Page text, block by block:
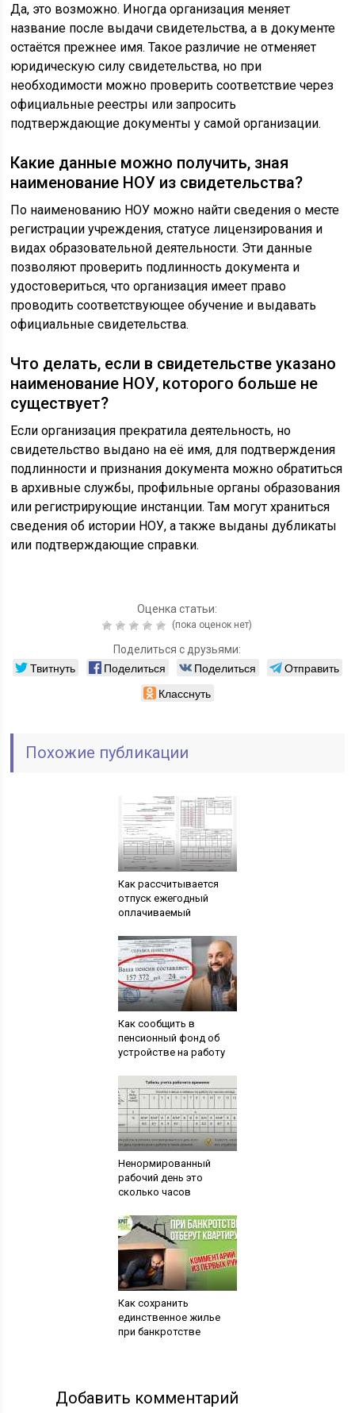
Да, это возможно. Иногда организация меняет
название после выдачи свидетельства, а в документе
остаётся прежнее имя. Такое различие не отменяет
юридическую силу свидетельства, но при
необходимости можно проверить соответствие через
официальные реестры или запросить
подтверждающие документы у самой организации.
Какие данные можно получить, зная
наименование НОУ из свидетельства?
По наименованию НОУ можно найти сведения о месте
регистрации учреждения, статусе лицензирования и
видах образовательной деятельности. Эти данные
позволяют проверить подлинность документа и
удостовериться, что организация имеет право
проводить соответствующее обучение и выдавать
официальные свидетельства.
Что делать, если в свидетельстве указано
наименование НОУ, которого больше не
существует?
Если организация прекратила деятельность, но
свидетельство выдано на её имя, для подтверждения
подлинности и признания документа можно обратиться
в архивные службы, профильные органы образования
или регистрирующие инстанции. Там могут храниться
сведения об истории НОУ, а также выданы дубликаты
или подтверждающие справки.
Оценка статьи:
(пока оценок нет)
Поделиться с друзьями:
Твитнуть Поделиться Поделиться
Отправить
Класснуть
Похожие публикации
Как рассчитывается
отпуск ежегодный
оплачиваемый
Как сообщить в
пенсионный фонд об
устройстве на работу
Ненормированный
рабочий день это
сколько часов
Как сохранить
единственное жилье
при банкротстве
Добавить комментарий